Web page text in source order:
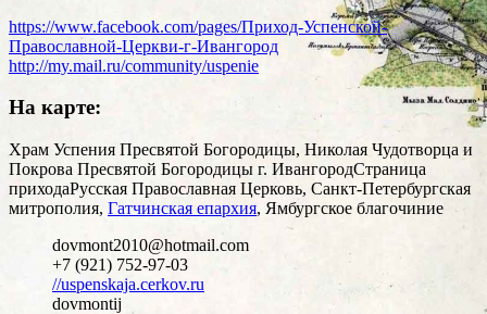
https://www.facebook.com/pages/Приход-Успенской-
Православной-Церкви-г-Ивангород
http://my.mail.ru/community/uspenie
На карте:
Храм Успения Пресвятой Богородицы, Николая Чудотворца и
Покрова Пресвятой Богородицы г. ИвангородСтраница
приходаРусская Православная Церковь, Санкт-Петербургская
митрополия, Гатчинская епархия, Ямбургское благочиние
dovmont2010@hotmail.com
+7 (921) 752-97-03
//uspenskaja.cerkov.ru
dovmontij